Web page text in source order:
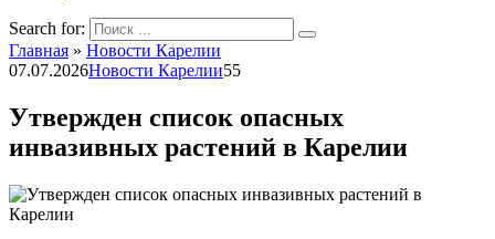
Search for:
Главная » Новости Карелии
07.07.2026Новости Карелии55
Утвержден список опасных
инвазивных растений в Карелии